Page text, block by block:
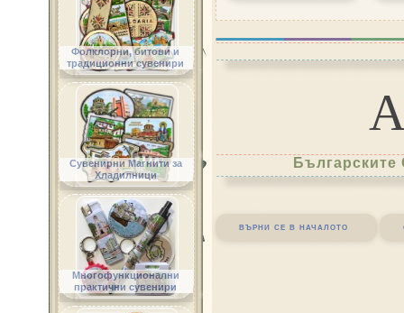
върни се в началото
Фолклорни, битови и
традиционни сувенири
Сувенирни Магнити за
Хладилници
Многофункционални
практични сувенири